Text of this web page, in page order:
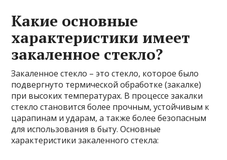
Какие основные
характеристики имеет
закаленное стекло?
Закаленное стекло – это стекло, которое было
подвергнуто термической обработке (закалке)
при высоких температурах. В процессе закалки
стекло становится более прочным, устойчивым к
царапинам и ударам, а также более безопасным
для использования в быту. Основные
характеристики закаленного стекла: